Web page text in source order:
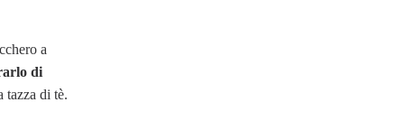
a
di
tazza di tè.